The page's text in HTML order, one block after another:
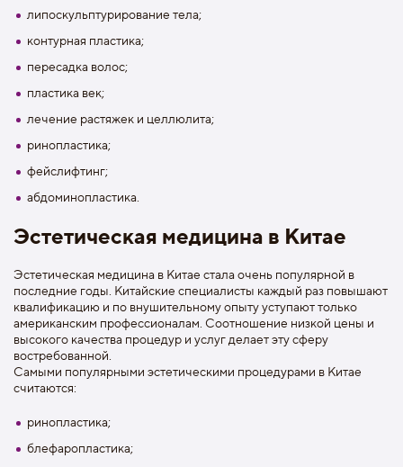
липоскульптурирование тела;
контурная пластика;
пересадка волос;
пластика век;
лечение растяжек и целлюлита;
ринопластика;
фейслифтинг;
абдоминопластика.
Эстетическая медицина в Китае
Эстетическая медицина в Китае стала очень популярной в
последние годы. Китайские специалисты каждый раз повышают
квалификацию и по внушительному опыту уступают только
американским профессионалам. Соотношение низкой цены и
высокого качества процедур и услуг делает эту сферу
востребованной.
Самыми популярными эстетическими процедурами в Китае
считаются:
ринопластика;
блефаропластика;